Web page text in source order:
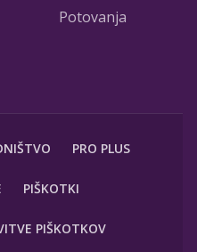
Potovanja
PRO PLUS
PIŠKOTKI
PIŠKOTKOV